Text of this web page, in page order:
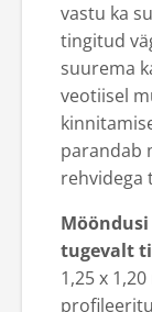
vastu ka
tingitud
suurema
veotiisel
parandab
rehvidega
tugevalt
1,25 x